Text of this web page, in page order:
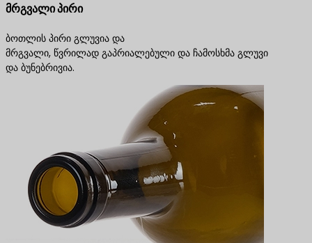
მრგვალი პირი
ბოთლის პირი გლუვია და
მრგვალი, წვრილად გაპრიალებული და ჩამოსხმა გლუვი
და ბუნებრივია.